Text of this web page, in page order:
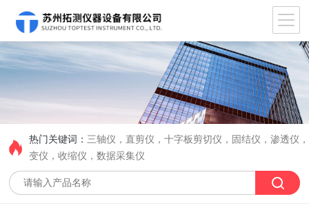
热门关键词： 三轴仪，直剪仪，十字板剪切仪，固结仪，渗透仪
变仪，收缩仪，数据采集仪